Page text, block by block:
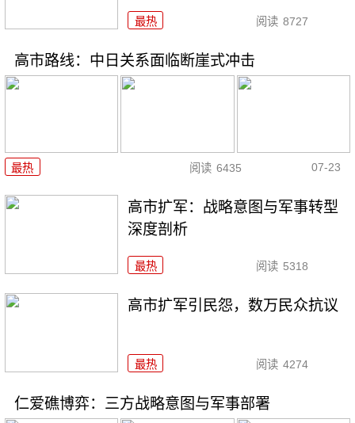
最热 阅读 8727
高市路线：中日关系面临断崖式冲击
最热 阅读 6435 07-23
高市扩军：战略意图与军事转型
深度剖析
最热 阅读 5318
高市扩军引民怨，数万民众抗议
最热 阅读 4274
仁爱礁博弈：三方战略意图与军事部署